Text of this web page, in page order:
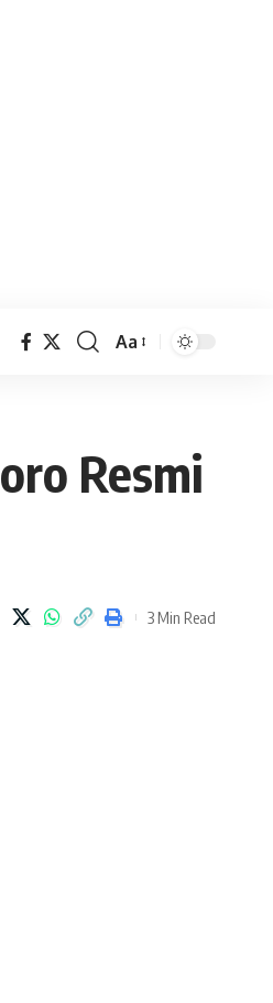
Aa
Resmi
3 Min Read